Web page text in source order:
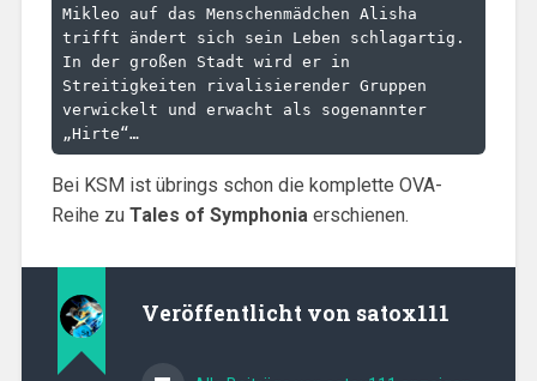
Mikleo auf das Menschenmädchen Alisha
trifft ändert sich sein Leben schlagartig.
In der großen Stadt wird er in
Streitigkeiten rivalisierender Gruppen
verwickelt und erwacht als sogenannter
„Hirte“…
Bei KSM ist übrings schon die komplette OVA-
Reihe zu Tales of Symphoniaerschienen.
Veröffentlicht von satox111